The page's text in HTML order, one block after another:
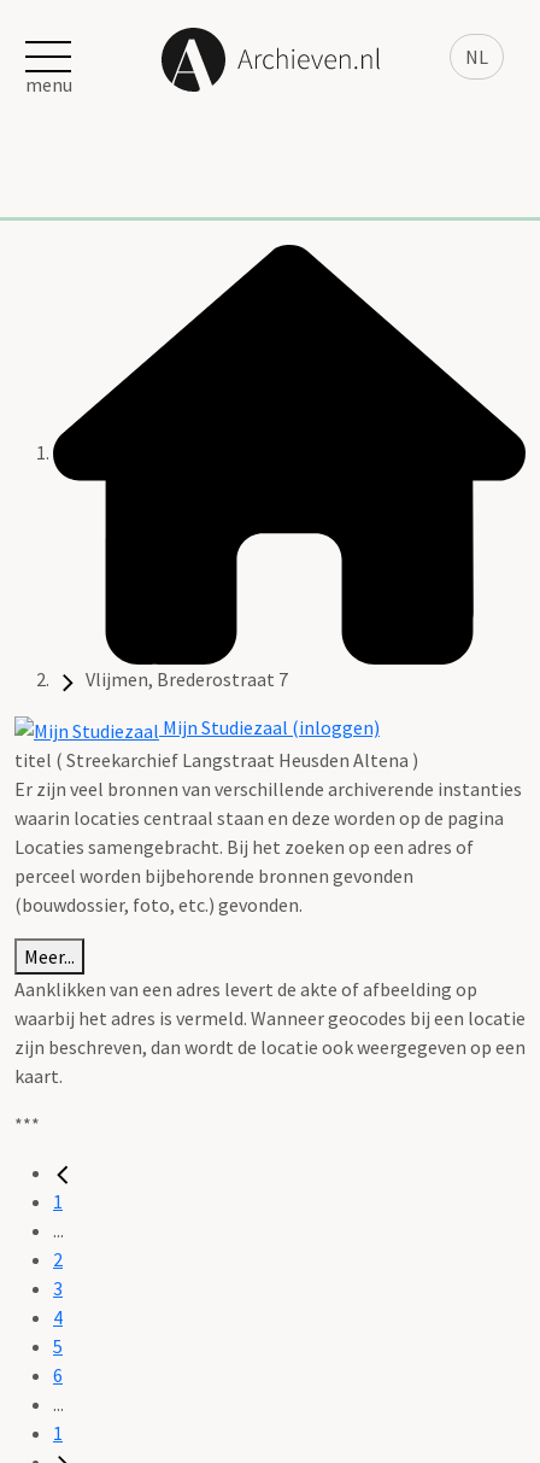
NL
menu
Vlijmen, Brederostraat 7
Mijn Studiezaal (inloggen)
titel ( Streekarchief Langstraat Heusden Altena )
Er zijn veel bronnen van verschillende archiverende instanties
waarin locaties centraal staan en deze worden op de pagina
Locaties samengebracht. Bij het zoeken op een adres of
perceel worden bijbehorende bronnen gevonden
(bouwdossier, foto, etc.) gevonden.
Meer...
Aanklikken van een adres levert de akte of afbeelding op
waarbij het adres is vermeld. Wanneer geocodes bij een locatie
zijn beschreven, dan wordt de locatie ook weergegeven op een
kaart.
***
1
...
2
3
4
5
6
...
1